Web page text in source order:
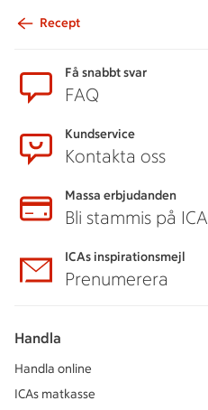
Recept
Få snabbt svar
FAQ
Kundservice
Kontakta oss
Massa erbjudanden
Bli stammis på ICA
ICAs inspirationsmejl
Prenumerera
Handla
Handla online
ICAs matkasse